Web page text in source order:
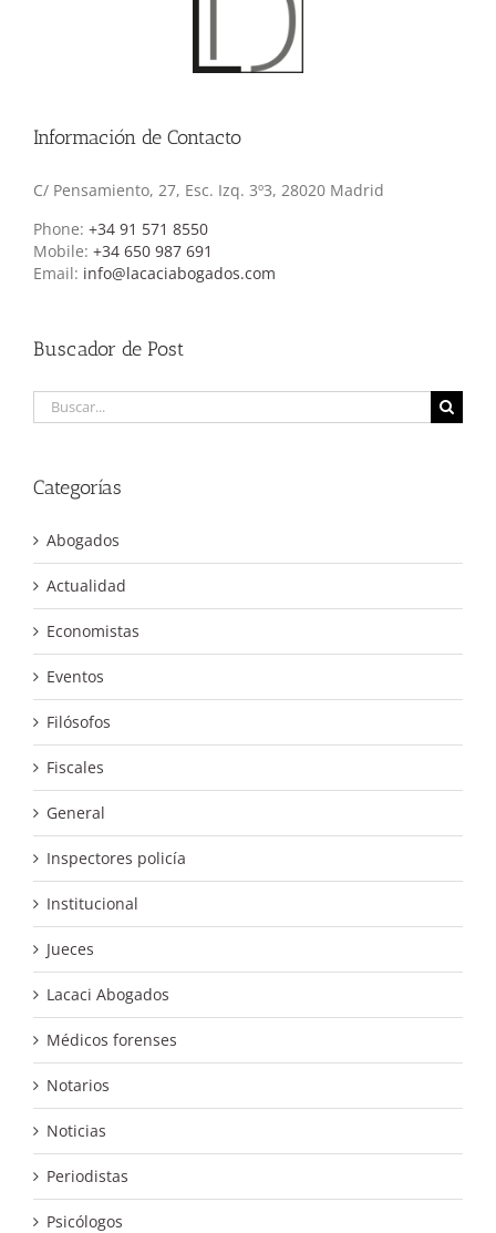
Información de Contacto
C/ Pensamiento, 27, Esc. Izq. 3º3, 28020 Madrid
Phone: +34 91 571 8550
Mobile: +34 650 987 691
Email: info@lacaciabogados.com
Buscador de Post
Buscar:
Categorías
Abogados
Actualidad
Economistas
Eventos
Filósofos
Fiscales
General
Inspectores policía
Institucional
Jueces
Lacaci Abogados
Médicos forenses
Notarios
Noticias
Periodistas
Psicólogos